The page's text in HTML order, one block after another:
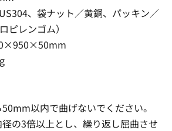
、袋ナット／黄銅、パッキン／
ピレンゴム）
以内で曲げないでください。
の3倍以上とし、繰り返し屈曲させ